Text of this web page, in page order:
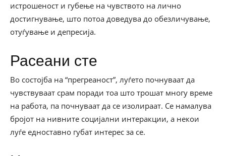
истрошеност и губење на чувството на лично
достигнување, што потоа доведува до обезличување,
отуѓување и депресија.
Расеани сте
Во состојба на “прегреаност”, луѓето почнуваат да
чувствуваат срам поради тоа што трошат многу време
на работа, па почнуваат да се изолираат. Се намалува
бројот на нивните социјални интеракции, а некои
луѓе едноставно губат интерес за се.